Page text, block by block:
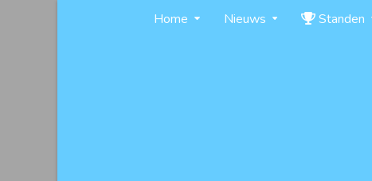
Home Nieuws Standen